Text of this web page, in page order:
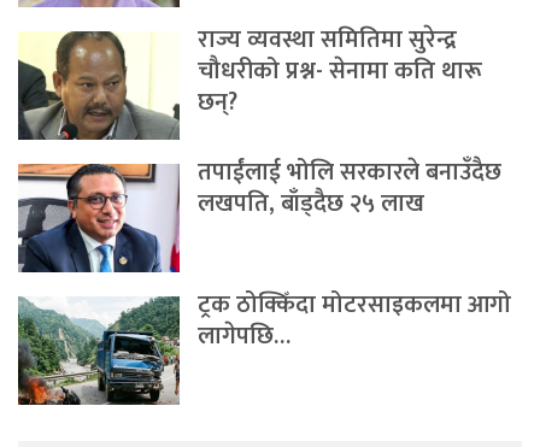
राज्य व्यवस्था समितिमा सुरेन्द्र
चौधरीको प्रश्न- सेनामा कति थारू
छन्?
तपाईंलाई भोलि सरकारले बनाउँदैछ
लखपति, बाँड्दैछ २५ लाख
ट्रक ठोक्किँदा मोटरसाइकलमा आगो
लागेपछि…